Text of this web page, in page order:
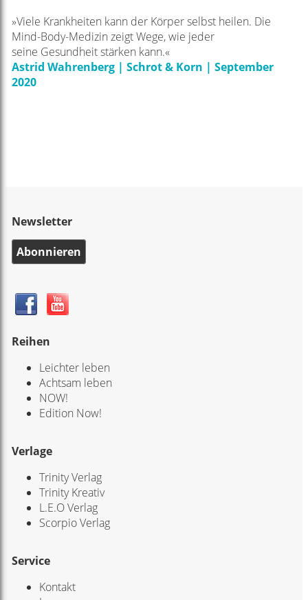
»Viele Krankheiten kann der Körper selbst heilen. Die
Mind-Body-Medizin zeigt Wege, wie jeder
seine Gesundheit stärken kann.«
Astrid Wahrenberg | Schrot & Korn | September
2020
Newsletter
Abonnieren
Reihen
Leichter leben
Achtsam leben
NOW!
Edition Now!
Verlage
Trinity Verlag
Trinity Kreativ
L.E.O Verlag
Scorpio Verlag
Service
Kontakt